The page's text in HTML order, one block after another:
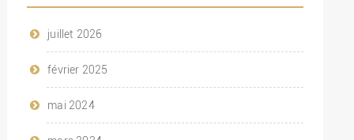
juillet 2026
février 2025
mai 2024